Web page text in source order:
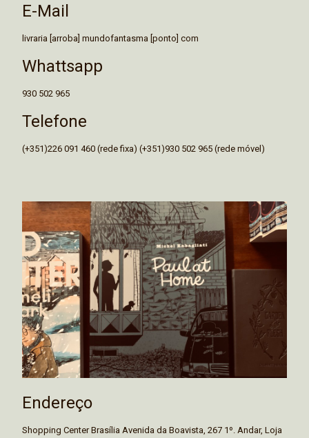
E-Mail
livraria [arroba] mundofantasma [ponto] com
Whattsapp
930 502 965
Telefone
(+351)226 091 460 (rede fixa) (+351)930 502 965 (rede móvel)
Endereço
Shopping Center Brasília Avenida da Boavista, 267 1º. Andar, Loja